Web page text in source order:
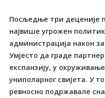
Посљедње три деценије
највише угрожен
администрација након
Умјесто да граде
експанзију, у
униполарног свијета. У
ревносно подржавале